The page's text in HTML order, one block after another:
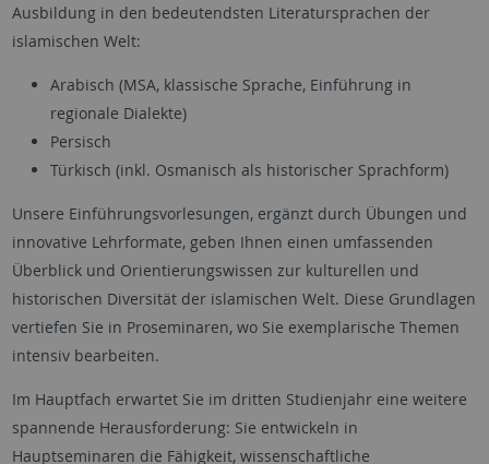
Ausbildung in den bedeutendsten Literatursprachen der
islamischen Welt:
Arabisch (MSA, klassische Sprache, Einführung in
regionale Dialekte)
Persisch
Türkisch (inkl. Osmanisch als historischer Sprachform)
Unsere Einführungsvorlesungen, ergänzt durch Übungen und
innovative Lehrformate, geben Ihnen einen umfassenden
Überblick und Orientierungswissen zur kulturellen und
historischen Diversität der islamischen Welt. Diese Grundlagen
vertiefen Sie in Proseminaren, wo Sie exemplarische Themen
intensiv bearbeiten.
Im Hauptfach erwartet Sie im dritten Studienjahr eine weitere
spannende Herausforderung: Sie entwickeln in
Hauptseminaren die Fähigkeit, wissenschaftliche